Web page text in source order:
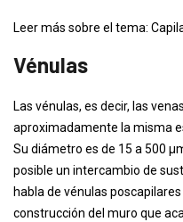
Leer más sobre el tema:
Vénulas
Las vénulas, es decir, las
aproximadamente la misma
Su diámetro es de 15 a 500
posible un intercambio de
habla de vénulas
construcción del muro que